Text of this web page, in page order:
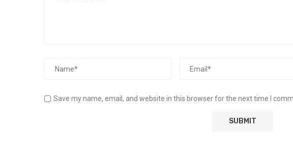
Save my name, email, and website in this browser for the next time I